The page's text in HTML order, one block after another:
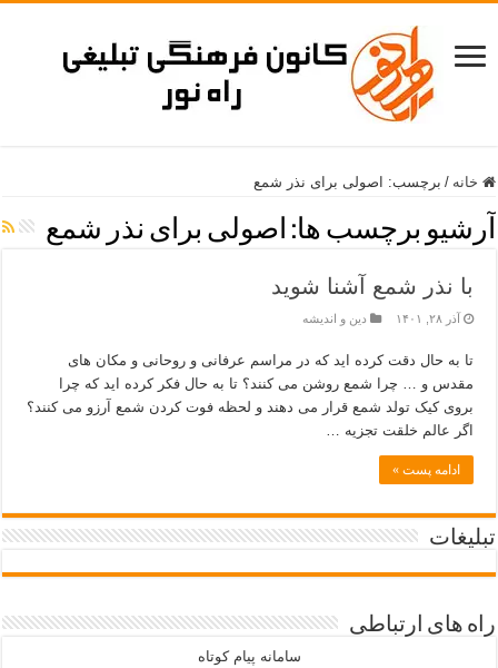
خانه / برچسب: اصولی برای نذر شمع
آرشیو برچسب ها: اصولی برای نذر شمع
با نذر شمع آشنا شوید
آذر ۲۸, ۱۴۰۱ دین و اندیشه
تا به حال دقت کرده اید که در مراسم عرفانی و روحانی و مکان های
مقدس و … چرا شمع روشن می کنند؟ تا به حال فکر کرده اید که چرا
بروی کیک تولد شمع قرار می دهند و لحظه فوت کردن شمع آرزو می کنند؟
اگر عالم خلقت تجزیه …
ادامه پست »
تبلیغات
راه های ارتباطی
سامانه پیام کوتاه